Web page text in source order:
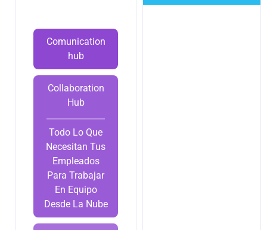
Comunication
hub
Collaboration
Hub
Todo Lo Que
Necesitan Tus
Empleados
Para Trabajar
En Equipo
Desde La Nube